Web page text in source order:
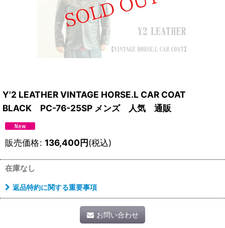
Y'2 LEATHER VINTAGE HORSE.L CAR COAT
BLACK PC-76-25SP メンズ 人気 通販
販売価格: 136,400円(税込)
在庫なし
返品特約に関する重要事項
お問い合わせ